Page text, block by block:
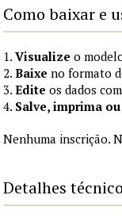
Como baixar e
1. Visualize o
2. Baixe no formato
3. Edite os dados
4. Salve, imprima
Nenhuma inscrição.
Detalhes